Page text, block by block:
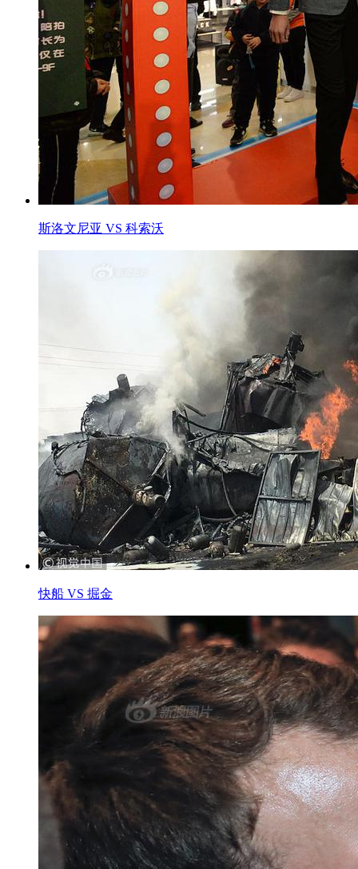
斯洛文尼亚 VS 科索沃
快船 VS 掘金